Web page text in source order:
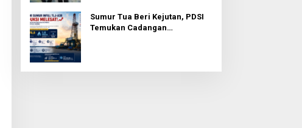
Sumur Tua Beri Kejutan, PDSI
Temukan Cadangan